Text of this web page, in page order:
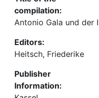
compilation:
Antonio Gala und der
Editors:
Heitsch, Friederike
Publisher
Information: